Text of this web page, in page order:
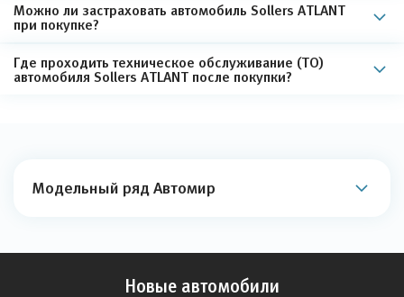
Можно ли застраховать автомобиль Sollers ATLANT
при покупке?
Где проходить техническое обслуживание (ТО)
автомобиля Sollers ATLANT после покупки?
Модельный ряд Автомир
Новые автомобили